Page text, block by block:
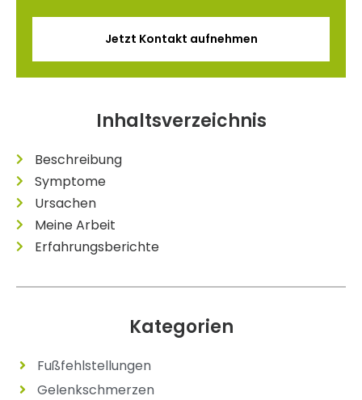
Jetzt Kontakt aufnehmen
Inhaltsverzeichnis
Beschreibung
Symptome
Ursachen
Meine Arbeit
Erfahrungsberichte
Kategorien
Fußfehlstellungen
Gelenkschmerzen